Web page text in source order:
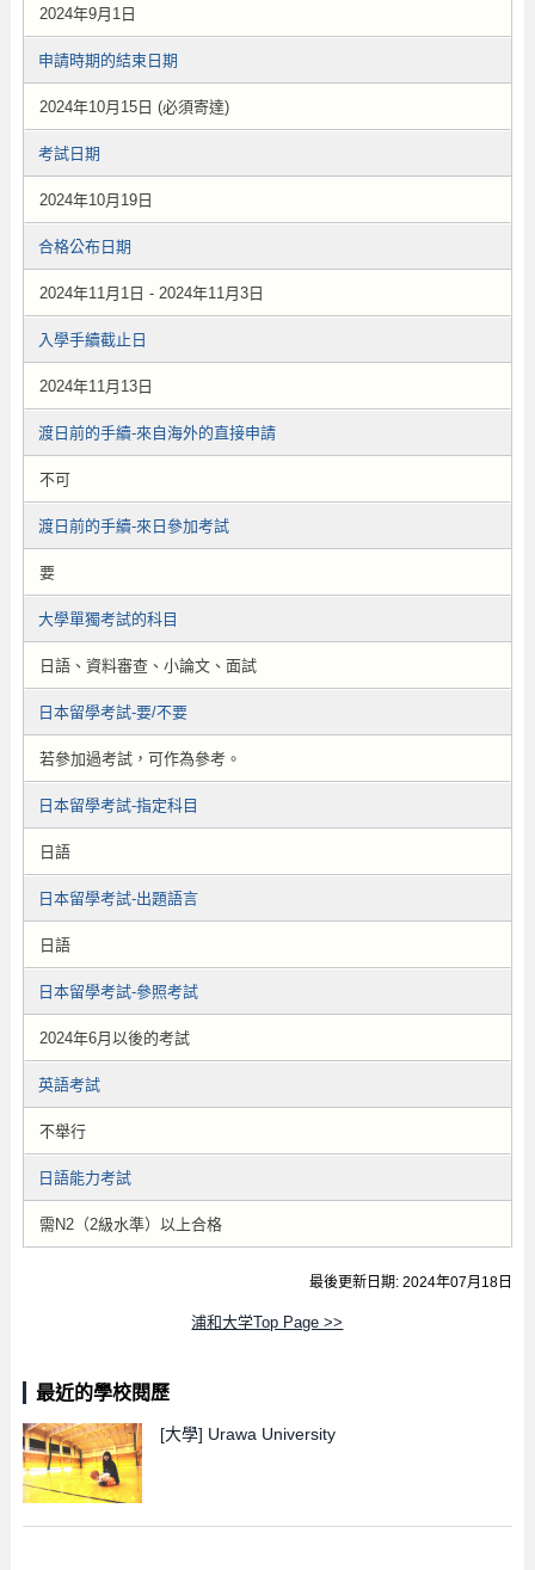
2024年9月1日
申請時期的結束日期
2024年10月15日 (必須寄達)
考試日期
2024年10月19日
合格公布日期
2024年11月1日 - 2024年11月3日
入學手續截止日
2024年11月13日
渡日前的手續-來自海外的直接申請
不可
渡日前的手續-來日參加考試
要
大學單獨考試的科目
日語、資料審查、小論文、面試
日本留學考試-要/不要
若參加過考試，可作為參考。
日本留學考試-指定科目
日語
日本留學考試-出題語言
日語
日本留學考試-參照考試
2024年6月以後的考試
英語考試
不舉行
日語能力考試
需N2（2級水準）以上合格
最後更新日期: 2024年07月18日
浦和大学Top Page >>
最近的學校閱歷
[大學] Urawa University